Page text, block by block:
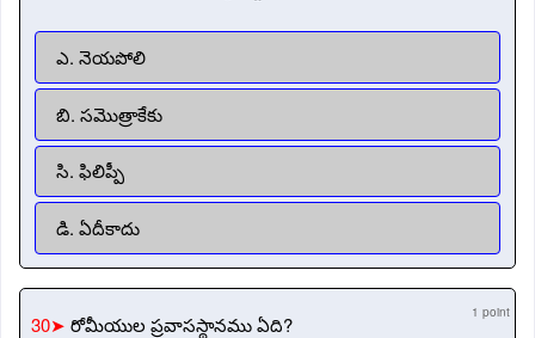
ఎ. నెయపోలి
బి. సమొత్రాకేకు
సి. ఫిలిప్పీ
డి. ఏదీకాదు
30➤ రోమీయుల ప్రవాసస్థానము ఏది? 1 point